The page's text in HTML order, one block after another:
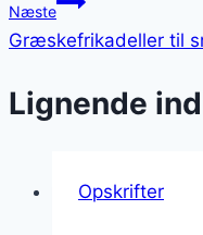
Næste
Græskefrikadeller til
Lignende
Opskrifter